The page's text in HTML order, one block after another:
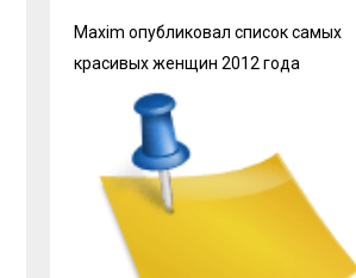
Maxim опубликовал список самых
красивых женщин 2012 года